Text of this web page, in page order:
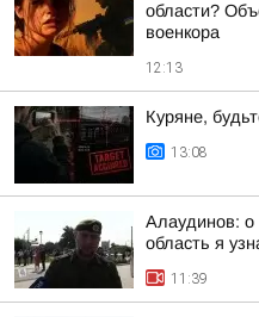
области?
военкора
12:13
Куряне,
13:08
Алаудинов:
область я
11:39